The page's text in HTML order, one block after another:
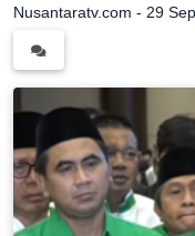
Nusantaratv.com - 29